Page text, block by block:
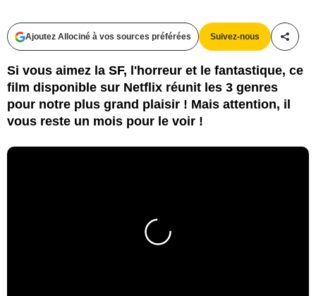
Ajoutez Allociné à vos sources préférées Suivez-nous
Si vous aimez la SF, l'horreur et le fantastique, ce
film disponible sur Netflix réunit les 3 genres
pour notre plus grand plaisir ! Mais attention, il
vous reste un mois pour le voir !